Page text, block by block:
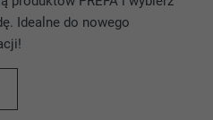
Idealne do nowego
przez Facebooka do